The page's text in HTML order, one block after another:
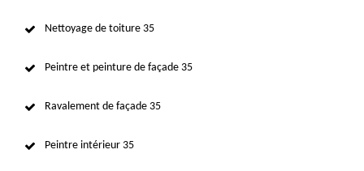
Nettoyage de toiture 35
Peintre et peinture de façade 35
Ravalement de façade 35
Peintre intérieur 35